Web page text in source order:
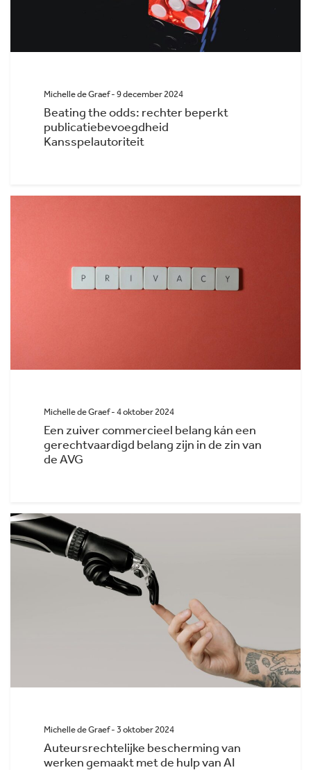
Michelle de Graef - 9 december 2024
Beating the odds: rechter beperkt
publicatiebevoegdheid
Kansspelautoriteit
Michelle de Graef - 4 oktober 2024
Een zuiver commercieel belang kán een
gerechtvaardigd belang zijn in de zin van
de AVG
Michelle de Graef - 3 oktober 2024
Auteursrechtelijke bescherming van
werken gemaakt met de hulp van AI